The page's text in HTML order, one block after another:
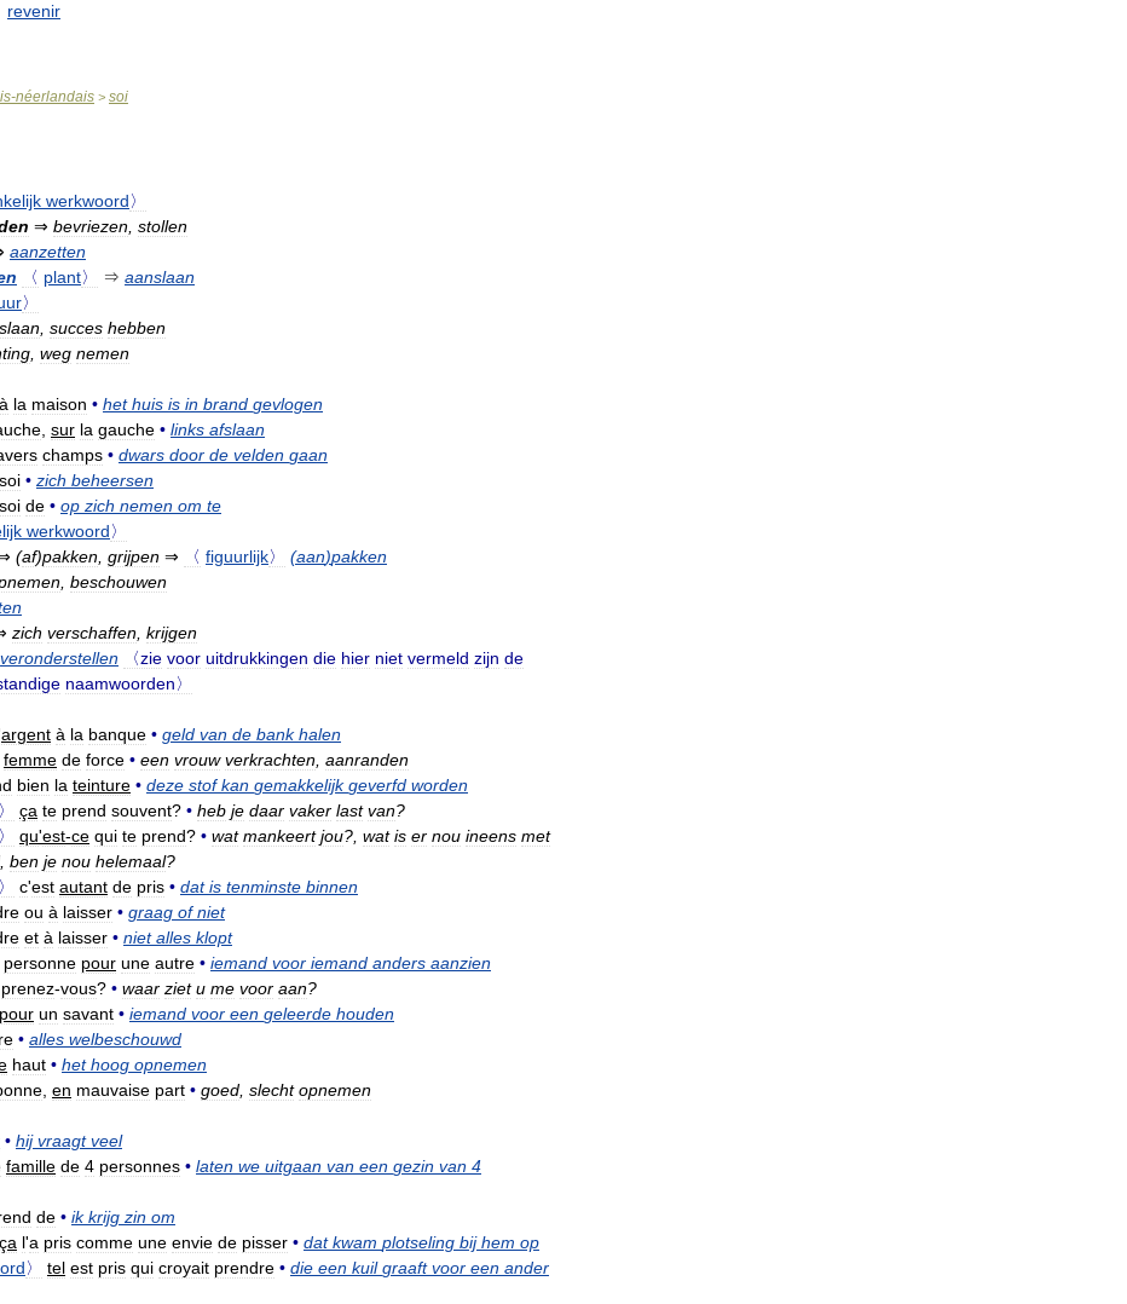
revenir
-néerlandais > soi
werkwoord〉
⇒ bevriezen stollen
aanzetten
〈 plant〉 ⇒ aanslaan
〉
succes hebben
weg nemen
à la maison • het huis is in brand gevlogen
sur la gauche • links afslaan
champs • dwars door de velden gaan
soi • zich beheersen
soi de • op zich nemen om te
werkwoord〉
(af)pakken grijpen ⇒ 〈 figuurlijk〉 (aan)pakken
beschouwen
zich verschaffen krijgen
veronderstellen 〈zie voor uitdrukkingen die hier niet vermeld zijn de
naamwoorden〉
argent à la banque • geld van de bank halen
femme de force • een vrouw verkrachten aanranden
bien la teinture • deze stof kan gemakkelijk geverfd worden
〉 ça te prend souvent? • heb je daar vaker last van?
〉 qu'est-ce qui te prend? • wat mankeert jou?, wat is er nou ineens met
ben je nou helemaal?
〉 c'est autant de pris • dat is tenminste binnen
ou à laisser • graag of niet
et à laisser • niet alles klopt
personne pour une autre • iemand voor iemand anders aanzien
prenez-vous? • waar ziet u me voor aan?
pour un savant • iemand voor een geleerde houden
• alles welbeschouwd
haut • het hoog opnemen
en mauvaise part • goed slecht opnemen
• hij vraagt veel
famille de 4 personnes • laten we uitgaan van een gezin van 4
de • ik krijg zin om
ça l'a pris comme une envie de pisser • dat kwam plotseling bij hem op
〉 tel est pris qui croyait prendre • die een kuil graaft voor een ander